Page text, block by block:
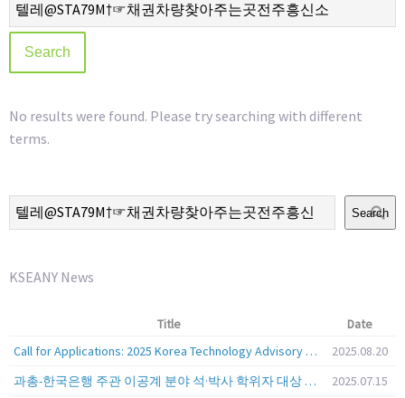
No results were found. Please try searching with different
terms.
Search
KSEANY News
Title
Date
Call for Applications: 2025 Korea Technology Advisory Group (K-TAG)
2025.08.20
과총-한국은행 주관 이공계 분야 석·박사 학위자 대상 서베이
2025.07.15